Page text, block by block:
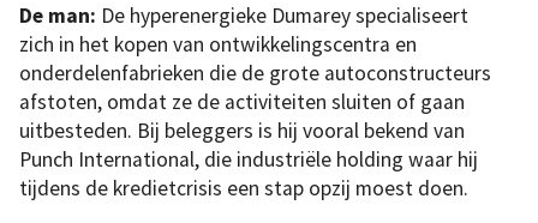
De man: De hyperenergieke Dumarey specialiseert
zich in het kopen van ontwikkelingscentra en
onderdelenfabrieken die de grote autoconstructeurs
afstoten, omdat ze de activiteiten sluiten of gaan
uitbesteden. Bij beleggers is hij vooral bekend van
Punch International, die industriële holding waar hij
tijdens de kredietcrisis een stap opzij moest doen.